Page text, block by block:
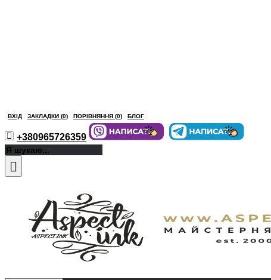
ВХІД ЗАКЛАДКИ (0) ПОРІВНЯННЯ (0) БЛОГ
+380965726359